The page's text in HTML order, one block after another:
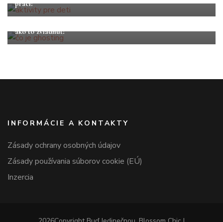
práci?
VzťahyZoznamovanie
ako to zvládnuť?
INFORMÁCIE A KONTAKTY
Zásady ochrany osobných údajov
Zásady používania súborov cookie (EÚ)
Inzercia